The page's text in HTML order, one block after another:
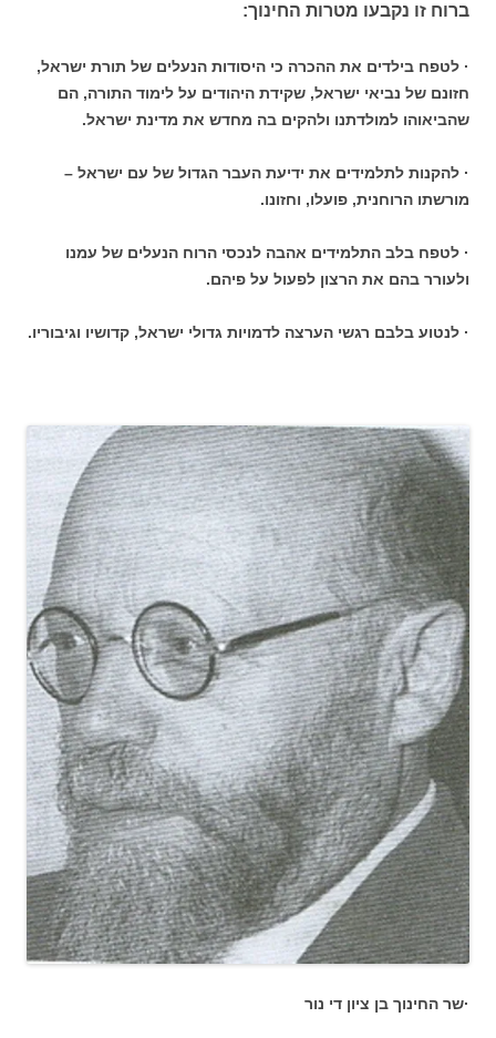
ברוח זו נקבעו מטרות החינוך:
· לטפח בילדים את ההכרה כי היסודות הנעלים של תורת ישראל,
חזונם של נביאי ישראל, שקידת היהודים על לימוד התורה, הם
שהביאוהו למולדתנו ולהקים בה מחדש את מדינת ישראל.
· להקנות לתלמידים את ידיעת העבר הגדול של עם ישראל –
מורשתו הרוחנית, פועלו, וחזונו.
· לטפח בלב התלמידים אהבה לנכסי הרוח הנעלים של עמנו
ולעורר בהם את הרצון לפעול על פיהם.
· לנטוע בלבם רגשי הערצה לדמויות גדולי ישראל, קדושיו וגיבוריו.
·שר החינוך בן ציון די נור